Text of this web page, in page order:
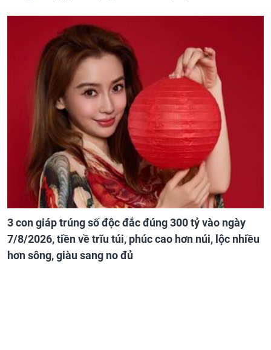
3 con giáp trúng số độc đắc đúng 300 tỷ vào ngày
7/8/2026, tiền về trĩu túi, phúc cao hơn núi, lộc nhiều
hơn sông, giàu sang no đủ